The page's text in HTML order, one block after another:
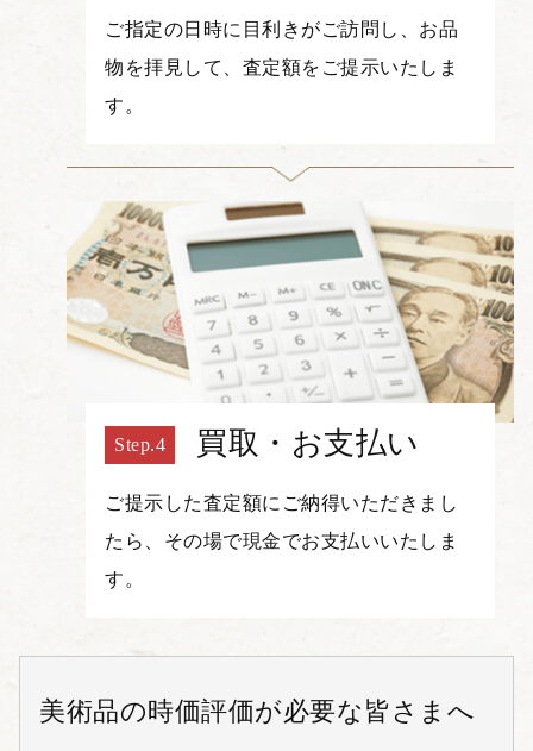
ご指定の日時に目利きがご訪問し、お品
物を拝見して、査定額をご提示いたしま
す。
買取・お支払い
ご提示した査定額にご納得いただきまし
たら、その場で現金でお支払いいたしま
す。
美術品の時価評価が必要な皆さまへ